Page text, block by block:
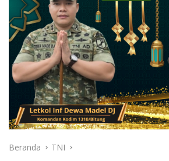
Beranda TNI